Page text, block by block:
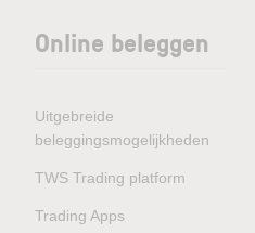
Online beleggen
Uitgebreide
beleggingsmogelijkheden
TWS Trading platform
Trading Apps